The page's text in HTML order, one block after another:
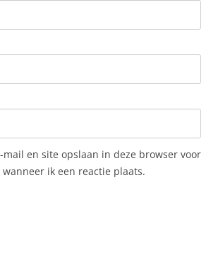
mail en site opslaan in deze browser voor
ik een reactie plaats.